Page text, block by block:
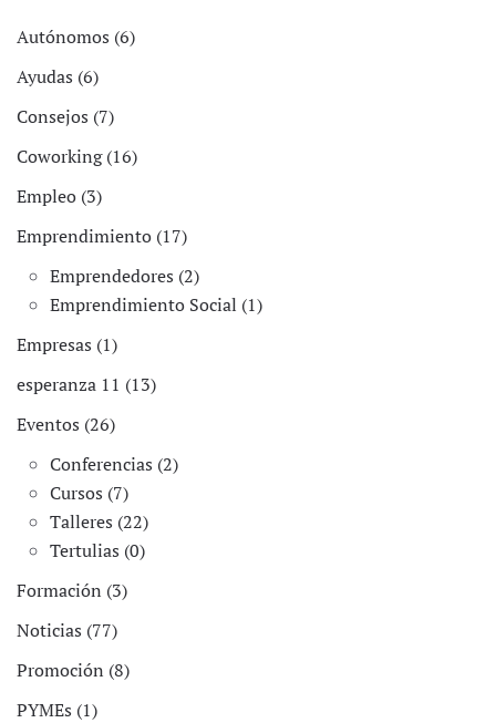
Autónomos (6)
Ayudas (6)
Consejos (7)
Coworking (16)
Empleo (3)
Emprendimiento (17)
Emprendedores (2)
Emprendimiento Social (1)
Empresas (1)
esperanza 11 (13)
Eventos (26)
Conferencias (2)
Cursos (7)
Talleres (22)
Tertulias (0)
Formación (3)
Noticias (77)
Promoción (8)
PYMEs (1)